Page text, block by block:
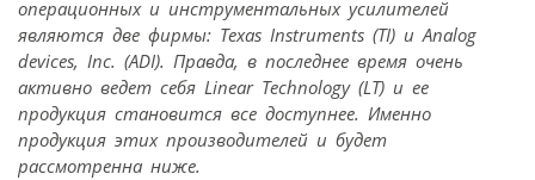
операционных и инструментальных усилителей
являются две фирмы: Texas Instruments (TI) и Analog
devices, Inc. (ADI). Правда, в последнее время очень
активно ведет себя Linear Technology (LT) и ее
продукция становится все доступнее. Именно
продукция этих производителей и будет
рассмотренна ниже.